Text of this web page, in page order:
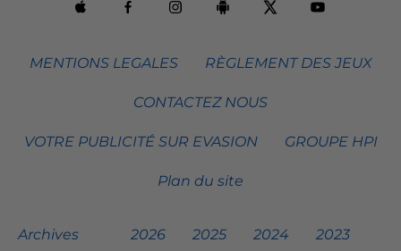
MENTIONS LEGALES RÈGLEMENT DES JEUX
CONTACTEZ NOUS
VOTRE PUBLICITÉ SUR EVASION GROUPE HPI
Plan du site
Archives 2026 2025 2024 2023